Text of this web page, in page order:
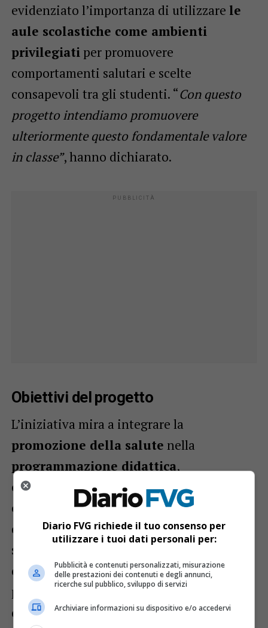
evidenziato l’importanza di utilizzare le
aule scolastiche come ambienti
privilegiatiper promuovere
comportamenti salutari e scelte
consapevoli tra gli studenti. “Con questo
progetto intendiamo promuovere
ulteriormente questo fondamentale valore
in classe”, hanno dichiarato.
Obiettivi del progetto
L’iniziativa mira a integrare la
promozione della salute nella
programmazione didattica,
coinvolgendoprofessionisti del settore
e valorizzando i percorsi regionali validati
dal programma “Scuole che promuovono
salute”. L’
finale è che tali
diventino strutturalie raggiungano
progressivamentetutti gli studenti
delle scuole secondarie di secondo
Diario FVG richiede il tuo consenso per
utilizzare i tuoi dati personali per:
Pubblicità e contenuti personalizzati, misurazione
delle prestazioni dei contenuti e degli annunci,
ricerche sul pubblico, sviluppo di servizi
Archiviare informazioni su dispositivo e/o accedervi